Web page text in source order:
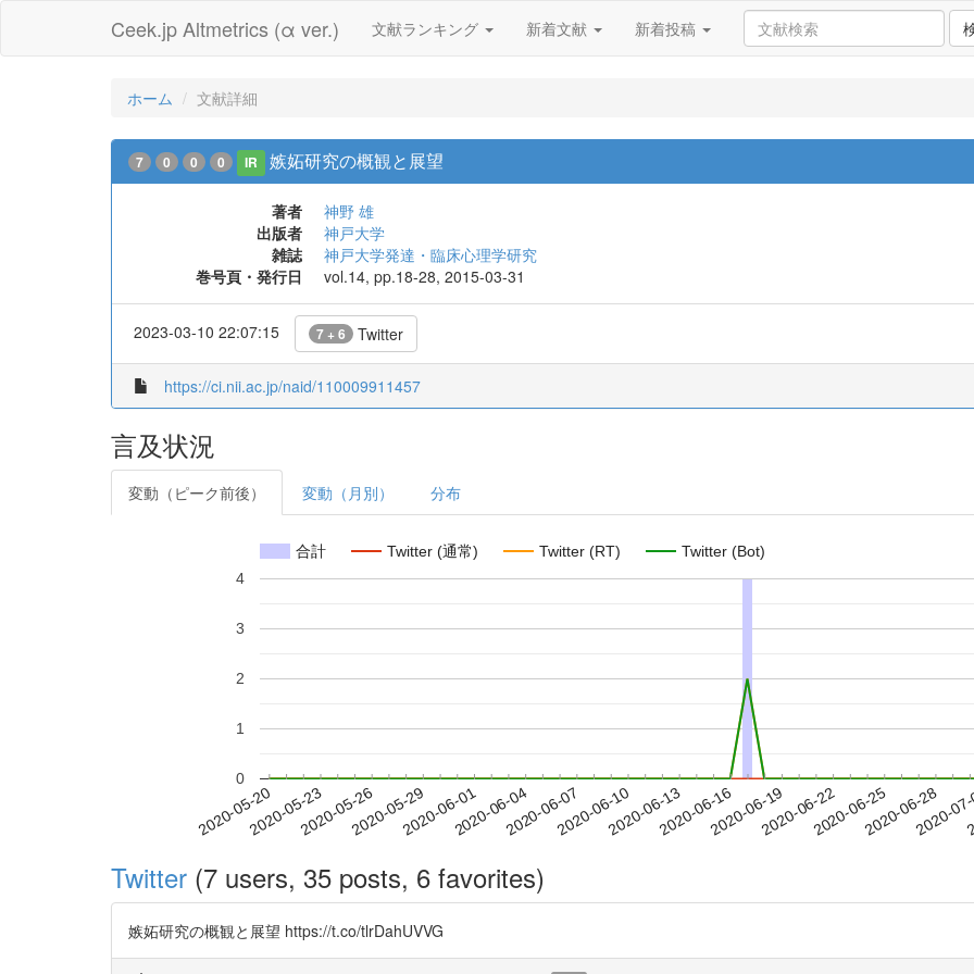
Ceek.jp Altmetrics (α ver.) 文献ランキング 新着文献 新着投稿
ホーム 文献詳細
7 0 0 0 IR 嫉妬研究の概観と展望
著者
神野 雄
出版者
神戸大学
雑誌
神戸大学発達・臨床心理学研究
巻号頁・発行日
vol.14, pp.18-28, 2015-03-31
2023-03-10 22:07:15 7 + 6 Twitter
https://ci.nii.ac.jp/naid/110009911457
言及状況
変動（ピーク前後） 変動（月別） 分布
合計 Twitter (通常) Twitter (RT) Twitter (Bot)
2020-05-202020-05-232020-05-262020-05-292020-06-012020-06-042020-06-072020-06-102020-06-132020-06-162020-06-192020-06-222020-06-252020-06-28
2020-
0
1
2
3
4
Twitter (7 users, 35 posts, 6 favorites)
嫉妬研究の概観と展望 https://t.co/tlrDahUVVG